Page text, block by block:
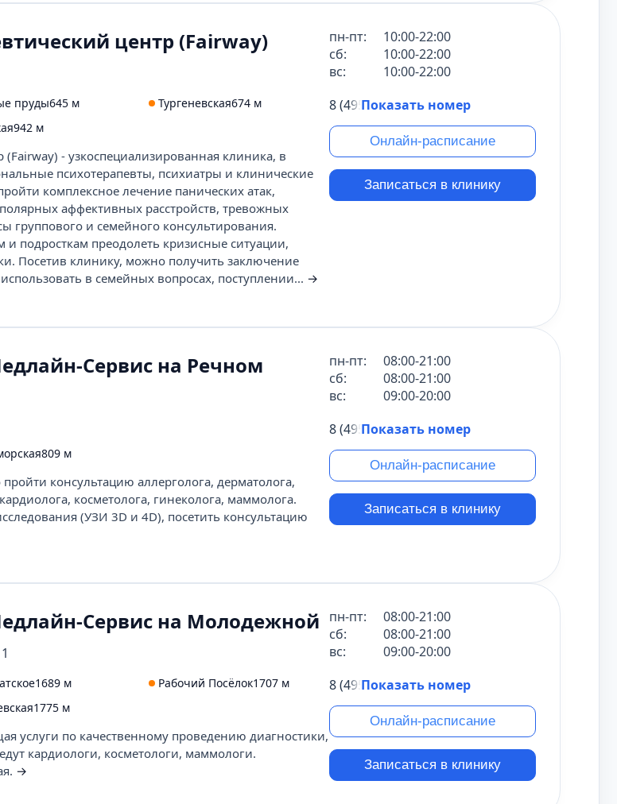
центр (Fairway)
пруды645 м Тургеневская674 м
942 м
- узкоспециализированная клиника, в
психотерапевты, психиатры и клинические
комплексное лечение панических атак,
аффективных расстройств, тревожных
группового и семейного консультирования.
подросткам преодолеть кризисные ситуации,
Посетив клинику, можно получить заключение
в семейных вопросах, поступлении... →
пн-пт:
10:00-22:00
сб:
10:00-22:00
вс:
10:00-22:00
8 (495) 431-69-47
Показать номер
Онлайн-расписание
Записаться в клинику
Сервис на Речном
809 м
консультацию аллерголога, дерматолога,
косметолога, гинеколога, маммолога.
(УЗИ 3D и 4D), посетить консультацию
пн-пт:
08:00-21:00
сб:
08:00-21:00
вс:
09:00-20:00
8 (495) 431-69-47
Показать номер
Онлайн-расписание
Записаться в клинику
Сервис на Молодежной
1689 м Рабочий Посёлок1707 м
1775 м
услуги по качественному проведению диагностики,
кардиологи, косметологи, маммологи.
→
пн-пт:
08:00-21:00
сб:
08:00-21:00
вс:
09:00-20:00
8 (495) 431-69-47
Показать номер
Онлайн-расписание
Записаться в клинику